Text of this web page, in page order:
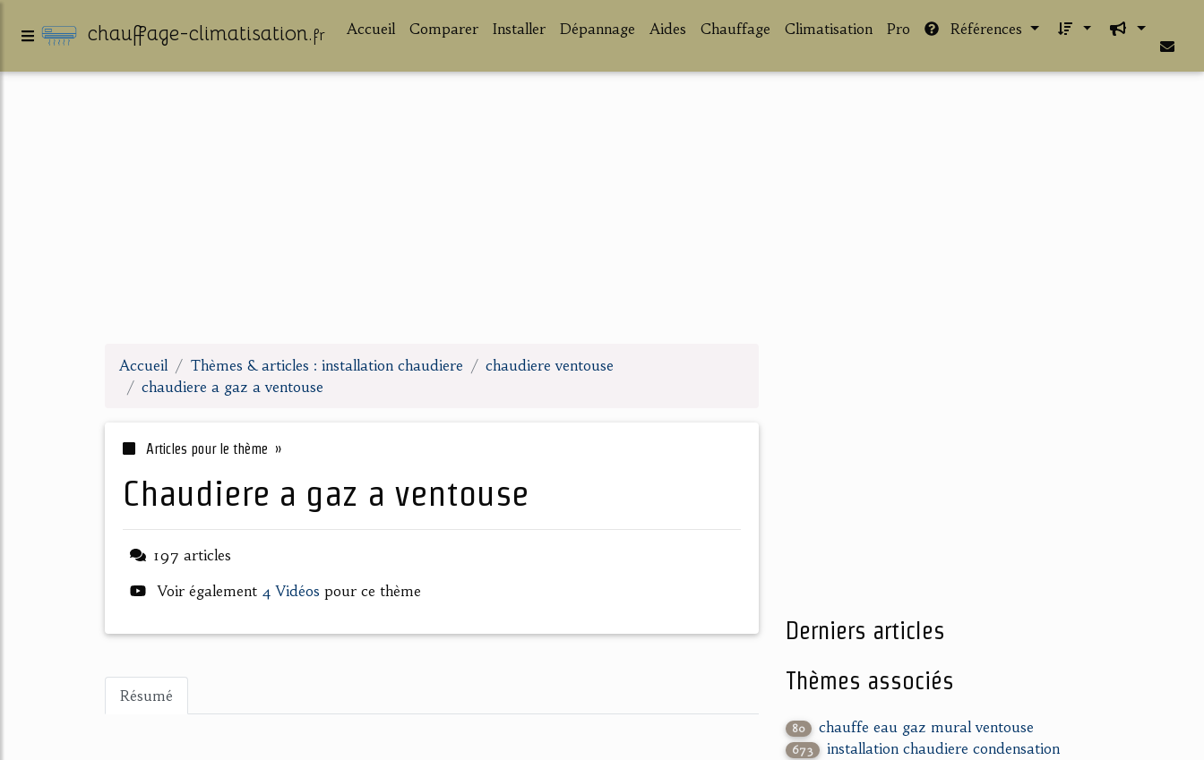
chauffage-climatisation.fr Accueil Comparer Installer Dépannage Aides Chauffage Climatisation Pro Références
Accueil Thèmes & articles : installation chaudiere
chaudiere ventouse
chaudiere a gaz a ventouse
Articles pour le thème »
chaudiere a gaz a ventouse
197 articles
Voir également 4 Vidéos pour ce thème
Résumé
Derniers articles
Thèmes associés
80 chauffe eau gaz mural ventouse
673 installation chaudiere condensation